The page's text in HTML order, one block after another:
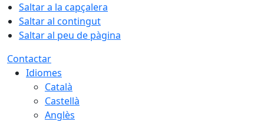
Saltar a la capçalera
Saltar al contingut
Saltar al peu de pàgina
Contactar
Idiomes
Català
Castellà
Anglès